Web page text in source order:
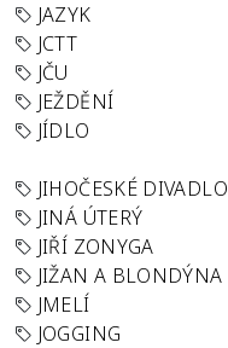
JAZYK
JCTT
JČU
JEŽDĚNÍ
JÍDLO
JIHOČESKÉ DIVADLO
JINÁ ÚTERÝ
JIŘÍ ZONYGA
JIŽAN A BLONDÝNA
JMELÍ
JOGGING